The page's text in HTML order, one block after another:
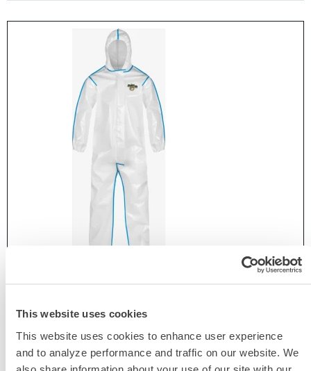
This website uses cookies
This website uses cookies to enhance user experience
and to analyze performance and traffic on our website. We
also share information about your use of our site with our
CHEMMAX® 2化学防护服（包边，带帽，连体
靴）
C2B414